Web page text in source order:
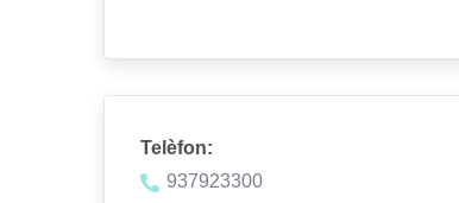
Telèfon:
937923300